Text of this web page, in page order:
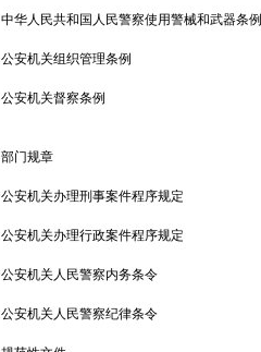
中华人民共和国人民警察使用警械和武器条例
公安机关组织管理条例
公安机关督察条例
部门规章
公安机关办理刑事案件程序规定
公安机关办理行政案件程序规定
公安机关人民警察内务条令
公安机关人民警察纪律条令